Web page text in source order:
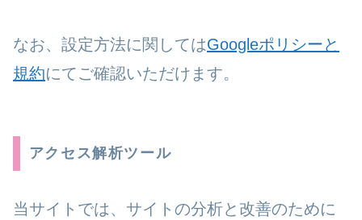
なお、設定方法に関してはGoogleポリシーと
規約にてご確認いただけます。
アクセス解析ツール
当サイトでは、サイトの分析と改善のために